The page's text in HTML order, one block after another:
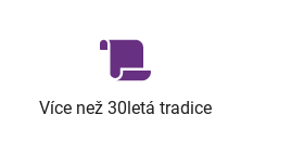
Více než 30letá tradice